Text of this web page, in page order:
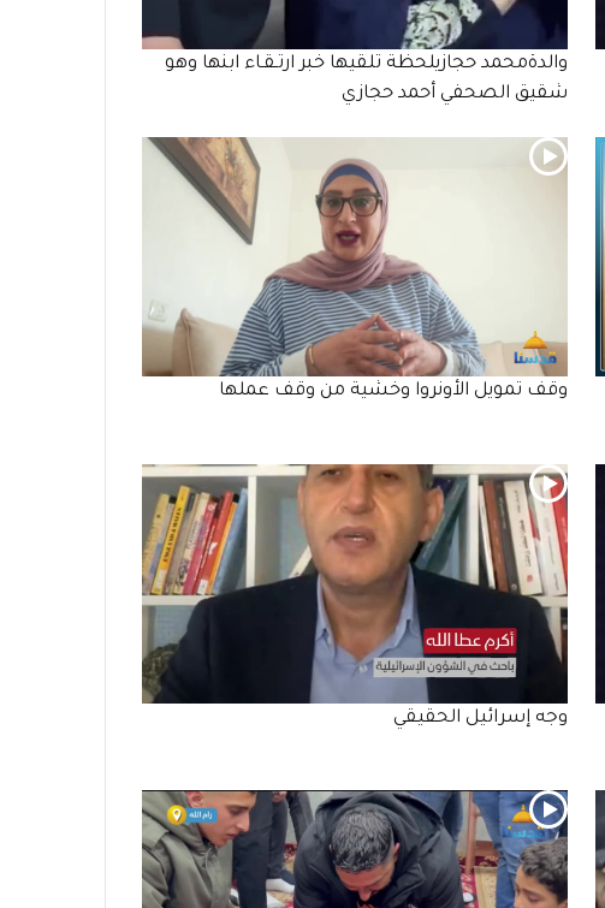
والدةمحمد حجازيلحظة تلقيها خبر ارتـقـاء ابنها وهو
شقيق الصحفي أحمد حجازي
وقف تمويل الأونروا وخشية من وقف عملها
وجه إسرائيل الحقيقي